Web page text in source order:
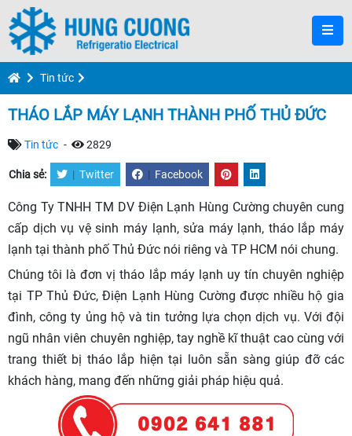
Tin tức
THÁO LẮP MÁY LẠNH THÀNH PHỐ THỦ ĐỨC
Tin tức - 2829
Chia sẻ: | Twitter | Facebook
Công Ty TNHH TM DV Điện Lạnh Hùng Cường chuyên cung
cấp dịch vụ vệ sinh máy lạnh, sửa máy lạnh, tháo lắp máy
lạnh tại thành phố Thủ Đức nói riêng và TP HCM nói chung.
Chúng tôi là đơn vị tháo lắp máy lạnh uy tín chuyên nghiệp
tại TP Thủ Đức, Điện Lạnh Hùng Cường được nhiều hộ gia
đình, công ty ủng hộ và tin tưởng lựa chọn dịch vụ. Với đội
ngũ nhân viên chuyên nghiệp, tay nghề kĩ thuật cao cùng với
trang thiết bị tháo lắp hiện tại luôn sẵn sàng giúp đỡ các
khách hàng, mang đến những giải pháp hiệu quả.